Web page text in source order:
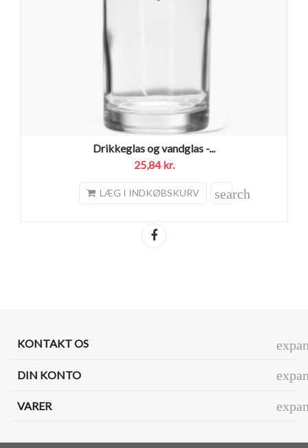
Drikkeglas og vandglas -...
25,84 kr.
LÆG I INDKØBSKURV search
KONTAKT OS
DIN KONTO
VARER